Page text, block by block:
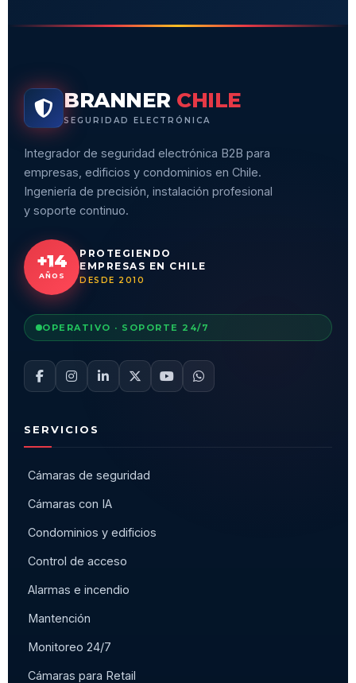
BRANNER CHILE
SEGURIDAD ELECTRÓNICA
Integrador de seguridad electrónica B2B para
empresas, edificios y condominios en Chile.
Ingeniería de precisión, instalación profesional
y soporte continuo.
+14
AÑOS
PROTEGIENDO
EMPRESAS EN CHILE
DESDE 2010
OPERATIVO · SOPORTE 24/7
SERVICIOS
Cámaras de seguridad
Cámaras con IA
Condominios y edificios
Control de acceso
Alarmas e incendio
Mantención
Monitoreo 24/7
Cámaras para Retail